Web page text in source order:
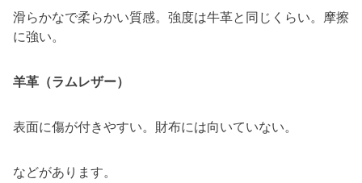
滑らかなで柔らかい質感。強度は牛革と同じくらい。摩擦
に強い。
羊革（ラムレザー）
表面に傷が付きやすい。財布には向いていない。
などがあります。